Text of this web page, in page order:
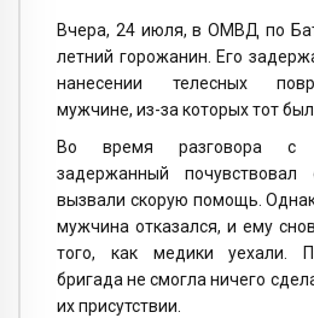
Вчера, 24 июля, в ОМВД по
летний горожанин. Его
нанесении телесных
мужчине, из-за которых тот
Во время разговора с
задержанный
вызвали скорую помощь.
мужчина отказался, и ему
того, как медики уехали.
бригада не смогла ничего
их присутствии.